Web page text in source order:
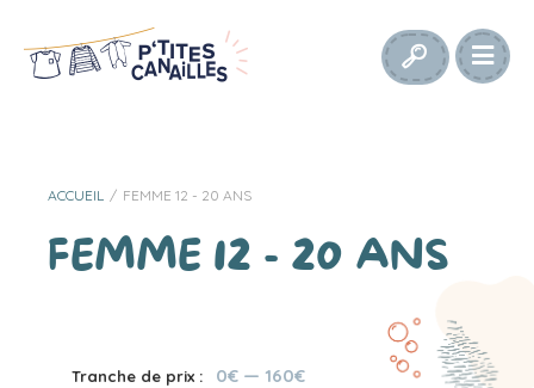
ACCUEIL / FEMME 12 - 20 ANS
FEMME 12 - 20 ANS
Tranche de prix : 0€ — 160€